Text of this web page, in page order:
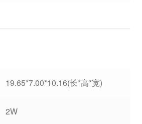
19.65*7.00*10.16(长*高*宽)
2W